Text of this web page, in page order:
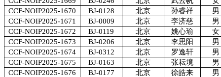
CCF-NOIP2025-1670
BJ-0128 北京 孙睿祥
男
CCF-NOIP2025-1671
BJ-0009 北京 李济慈
男
CCF-NOIP2025-1672
BJ-0119 北京 姚心瑜
女
CCF-NOIP2025-1673
BJ-0206 北京 李思阳
男
CCF-NOIP2025-1674
BJ-0312 北京 罗逸轩
男
CCF-NOIP2025-1675
BJ-0163 北京 张耘境
男
CCF-NOIP2025-1676
BJ-0177 北京 徐皓来
男